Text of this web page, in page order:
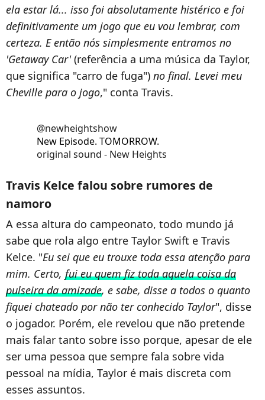
ela estar lá... isso foi absolutamente histérico e foi
definitivamente um jogo que eu vou lembrar, com
certeza. E então nós simplesmente entramos no
'Getaway Car' (referência a uma música da Taylor,
que significa "carro de fuga") no final. Levei meu
Cheville para o jogo," conta Travis.
@newheightshow
New Episode. TOMORROW.
original sound - New Heights
Travis Kelce falou sobre rumores de
namoro
A essa altura do campeonato, todo mundo já
sabe que rola algo entre Taylor Swift e Travis
Kelce. "Eu sei que eu trouxe toda essa atenção para
mim. Certo, fui eu quem fiz toda aquela coisa da
pulseira da amizade, e sabe, disse a todos o quanto
fiquei chateado por não ter conhecido Taylor", disse
o jogador. Porém, ele revelou que não pretende
mais falar tanto sobre isso porque, apesar de ele
ser uma pessoa que sempre fala sobre vida
pessoal na mídia, Taylor é mais discreta com
esses assuntos.